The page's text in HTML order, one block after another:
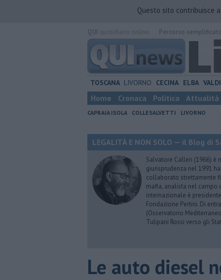
Questo sito contribuisce
TOSCANA LIVORNO CECINA ELBA
Home Cronaca Politica Attualità
CAPRAIA ISOLA COLLESALVETTI LIVORNO
LEGALITÀ E NON SOLO — il Blog di
Salvatore Calleri (1966) è
giurisprudenza nel 1991
collaborato strettamente
mafia, analista nel campo
internazionale è
Fondazione Pertini. Di
(Osservatorio
Tulipani Rossi verso gli
Le auto diesel